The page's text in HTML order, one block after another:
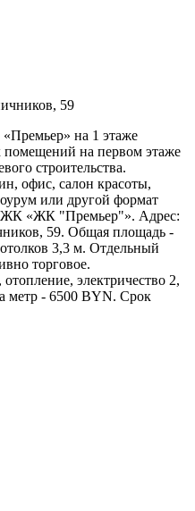
59
на 1 этаже
на первом этаже
строительства.
офис, салон красоты,
или другой формат
ЖК «ЖК "Премьер"». Адрес:
59. Общая площадь -
3,3 м. Отдельный
торговое.
электричество 2,
метр - 6500 BYN. Срок